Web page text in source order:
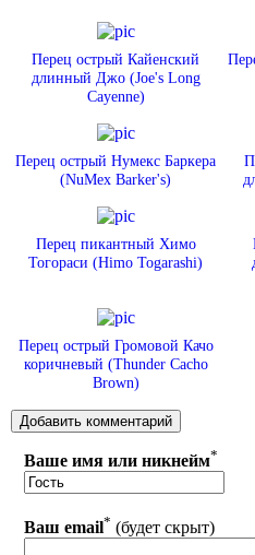
Перец острый Кайенский
длинный Джо (Joe's Long
Cayenne)
Перец острый Нумекс Баркера
(NuMex Barker's)
Перец пикантный Химо
Тогораси (Himo Togarashi)
Перец острый Громовой Качо
коричневый (Thunder Cacho
Brown)
Ваше имя или никнейм*
Ваш email* (будет скрыт)